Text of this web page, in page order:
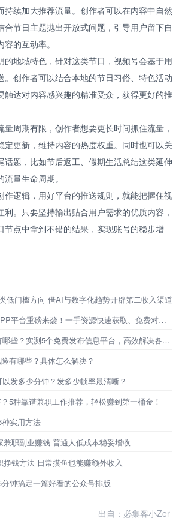
持续加大推荐流量。创作者可以在内容中自然
合节日主题抛出开放式问题，引导用户留下自
的互动率。
的地域特色，针对这类节日，视频号会基于用
。创作者可以结合本地的节日习俗、特色活动
触达对内容感兴趣的精准受众，获得更好的推
量周期有限，创作者想要更长时间抓住流量，
定更新，维持内容的热度权重。同时也可以关
话题，比如节后返工、假期生活总结这类延伸
量生命周期。
作逻辑，用好平台的推送规则，就能把握住视
。只要坚持输出贴合用户需求的优质内容，
节点中拿到不错的结果，实现账号的稳步增
低门槛方向 借AI与数字化趋势开辟第二收入渠道
2026年地推十大推广APP平台重磅来袭！一手资源快速获取、免费对接！
2026年免费发帖网站有哪些？实测5个免费发布信息平台，高效解决各类需求！
有哪些？具体怎么解决？
发多少分钟？发多少帧率最清晰？
5种靠谱兼职工作推荐，轻松赚到第一桶金！
实用方法
职副业赚钱 普通人低成本稳妥增收
钱方法 日常摸鱼也能赚额外收入
钟搞定一篇好看的公众号排版
出自：必集客小Zer